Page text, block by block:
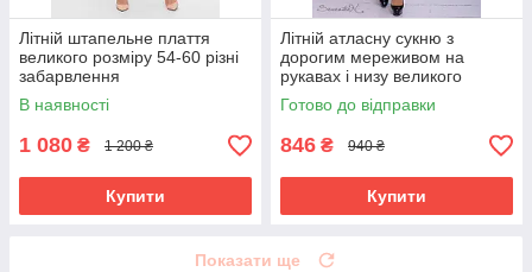
Літній штапельне плаття
великого розміру 54-60 різні
забарвлення
В наявності
1 080 ₴ 1 200 ₴
Купити
Літній атласну сукню з
дорогим мереживом на
рукавах і низу великого
розміру 50-56 розміру
Готово до відправки
846 ₴ 940 ₴
Купити
Показати ще